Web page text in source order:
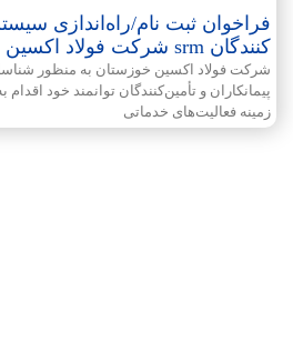
فراخوان ثبت نام/راه‌اندازی
کنندگان srm شرکت فولاد اکسین خوزستان
شرکت فولاد اکسین خوزستان به منظور
پیمانکاران و تأمین‌کنندگان توانمند خود
زمینه فعالیت‌های خدماتی